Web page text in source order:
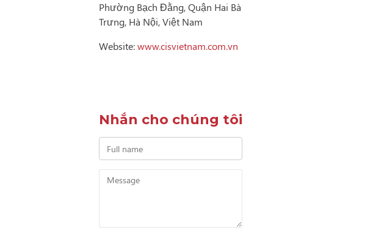
Phường Bạch Đằng, Quận Hai Bà
Trưng, Hà Nội, Việt Nam
Website:www.cisvietnam.com.vn
Nhắn cho chúng tôi